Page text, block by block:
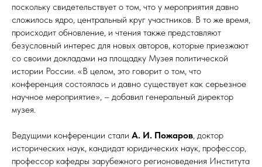
поскольку свидетельствует о том, что у мероприятия давно
сложилось ядро, центральный круг участников. В то же время,
происходит обновление, и чтения также представляют
безусловный интерес для новых авторов, которые приезжают
со своими докладами на площадку Музея политической
истории России. «В целом, это говорит о том, что
конференция состоялась и давно существует как серьезное
научное мероприятие», – добавил генеральный директор
музея.
Ведущими конференции стали А. И. Пожаров, доктор
исторических наук, кандидат юридических наук, профессор,
профессор кафедры зарубежного регионоведения Института